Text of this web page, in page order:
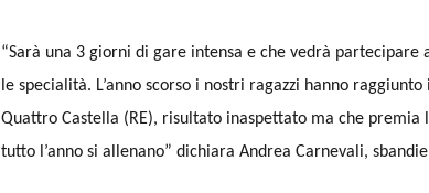
“Sarà una 3 giorni di gare intensa e che vedrà
le specialità. L’anno scorso i nostri ragazzi hanno
Quattro Castella (RE), risultato inaspettato ma che premia
tutto l’anno si allenano” dichiara Andrea Carnevali,